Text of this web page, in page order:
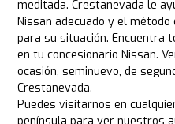
meditada. Crestanevada le
Nissan adecuado y el
para su situación. Encuentra
en tu concesionario Nissan.
ocasión, seminuevo, de
Crestanevada.
Puedes visitarnos en